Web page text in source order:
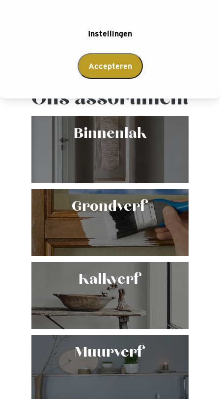
Ons assortiment
Binnenlak
Grondverf
Kalkverf
Muurverf
Instellingen
Accepteren